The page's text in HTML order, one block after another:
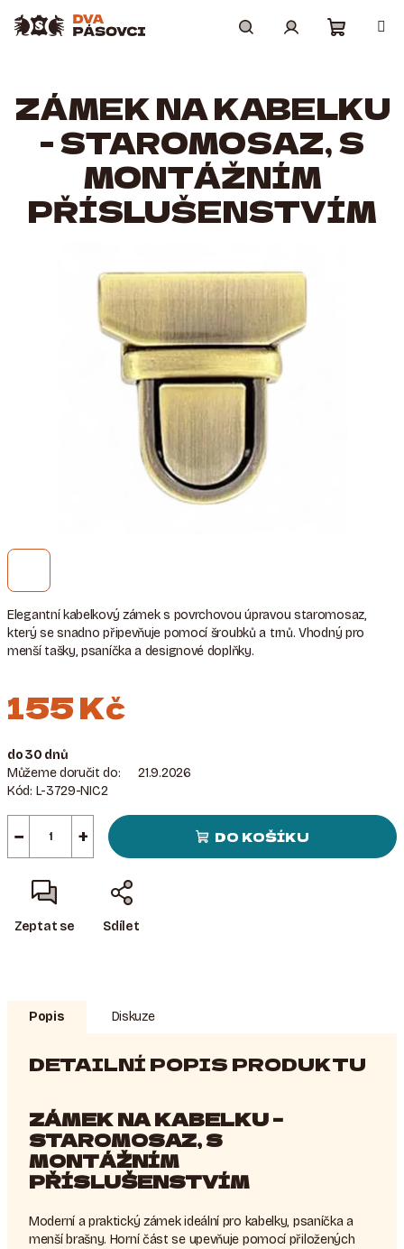
košík
Elegantní kabelkový zámek s povrchovou úpravou staromosaz,
který se snadno připevňuje pomocí šroubků a trnů. Vhodný pro
menší tašky, psaníčka a designové doplňky.
155 Kč
cena:
do 30 dnů
Můžeme doručit do:
21.9.2026
Kód: L-3729-NIC2
+
− DO KOŠÍKU
Zeptat se Sdílet
ZÁMEK NA KABELKU
- STAROMOSAZ, S
MONTÁŽNÍM
PŘÍSLUŠENSTVÍM
Popis Diskuze
DETAILNÍ POPIS PRODUKTU
ZÁMEK NA KABELKU –
STAROMOSAZ, S
MONTÁŽNÍM
PŘÍSLUŠENSTVÍM
Moderní a praktický zámek ideální pro kabelky, psaníčka a
menší brašny. Horní část se upevňuje pomocí přiložených